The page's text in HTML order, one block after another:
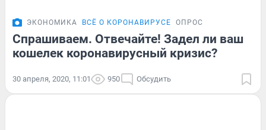
ЭКОНОМИКА ВСЁ О КОРОНАВИРУСЕ ОПРОС
Спрашиваем. Отвечайте! Задел ли ваш
кошелек коронавирусный кризис?
30 апреля, 2020, 11:01 950 Обсудить